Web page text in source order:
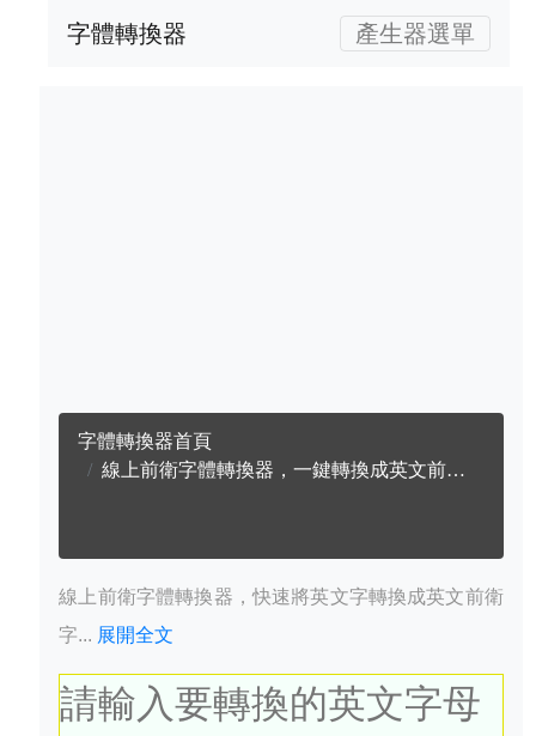
字體轉換器 產生器選單
字體轉換器首頁
線上前衛字體轉換器，一鍵轉換成英文前衛字體
線上前衛字體轉換器，快速將英文字轉換成英文前衛
字... 展開全文